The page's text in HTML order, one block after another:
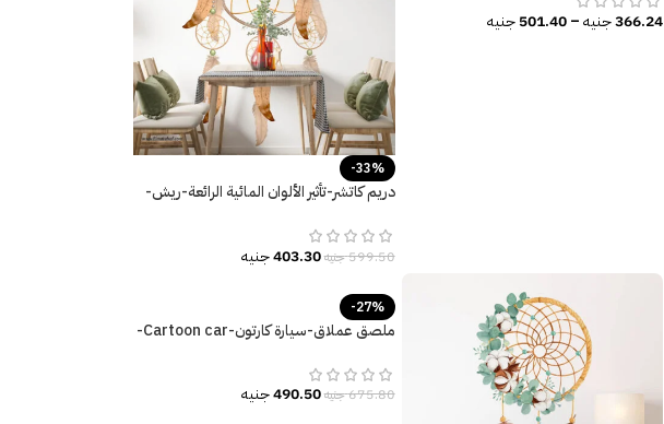
366.24جنيه –
501.40جنيه
-33%
دريم كاتشر-تأثير الألوان المائية الرائعة-ريش-
599.50جنيه403.30جنيه
-27%
ملصق عملاق-سيارة كارتون-Cartoon car-
675.80جنيه490.50جنيه